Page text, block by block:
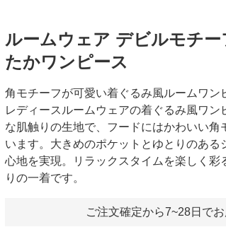
ルームウェア デビルモチ
たかワンピース
角モチーフが可愛い着ぐるみ風ルームワ
レディースルームウェアの着ぐるみ風ワン
な肌触りの生地で、フードにはかわいい角
います。大きめのポケットとゆとりのある
心地を実現。リラックスタイムを楽しく彩
りの一着です。
ご注文確定から7~28日で